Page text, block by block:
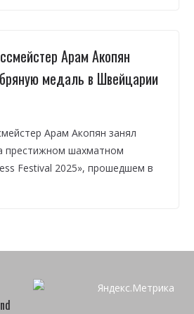
Арам Акопян
медаль в Швейцарии
Арам Акопян занял
престижном шахматном
Festival 2025», прошедшем в